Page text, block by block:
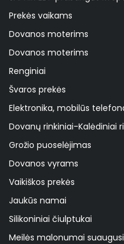
Prekės vaikams
Dovanos moterims
Dovanos moterims
Renginiai
Švaros prekės
Elektronika, mobilūs
Dovanų rinkiniai-Kalėdiniai
Grožio puoselėjimas
Dovanos vyrams
Vaikiškos prekės
Jaukūs namai
Silikoniniai čiulptukai
Meilės malonumai